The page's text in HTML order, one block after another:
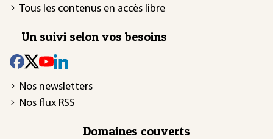
Tous les contenus en accès libre
Un suivi selon vos besoins
Nos newsletters
Nos flux RSS
Domaines couverts